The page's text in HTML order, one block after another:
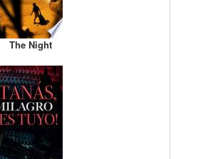
The Night